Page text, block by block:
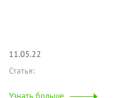
11.05.22
Статья:
Узнать больше